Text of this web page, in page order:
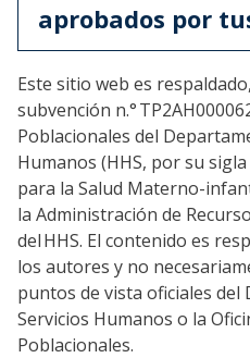
aprobados por
Este sitio web es
subvención n.°
Poblacionales del
Humanos (HHS, por su
para la Salud Materno-
la Administración de
del HHS. El contenido es
los autores y no
puntos de vista oficiales del
Servicios Humanos o la
Poblacionales.